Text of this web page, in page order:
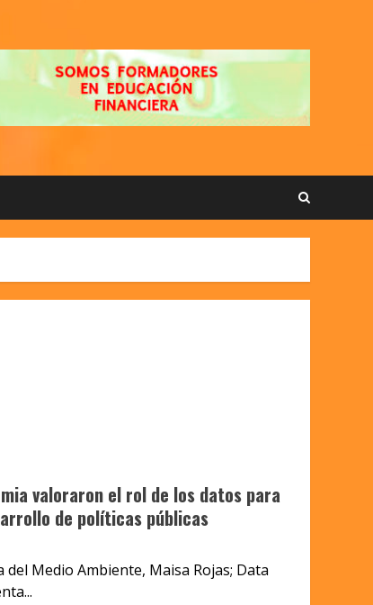
valoraron el rol de los datos para
de políticas públicas
Medio Ambiente, Maisa Rojas; Data